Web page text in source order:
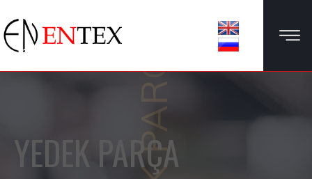
YEDEK PARÇA